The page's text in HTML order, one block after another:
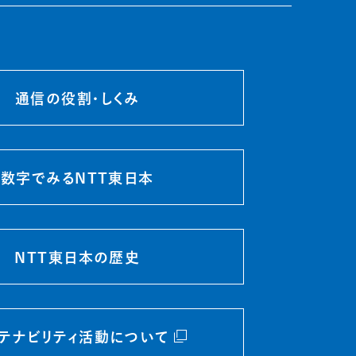
通信の役割・しくみ
数字でみるNTT東日本
NTT東日本の歴史
ナビリティ活動について